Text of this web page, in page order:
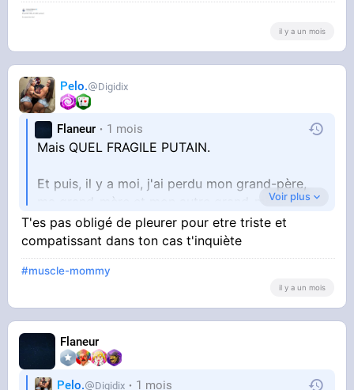
il y a un mois
Pelo. Digidix
Flaneur 1 mois
Mais QUEL FRAGILE PUTAIN.
Et puis, il y a moi, j'ai perdu mon grand-père,
ma grand-mère et mon autre grand-mère en
moins de 2 mois, j'ai jamais versé une larme
pour ça, je les aimais pourtant, je pense que je
Voir plus
T'es pas obligé de pleurer pour etre triste et
compatissant dans ton cas t'inquiète
#muscle-mommy
il y a un mois
Flaneur
Pelo. Digidix 1 mois